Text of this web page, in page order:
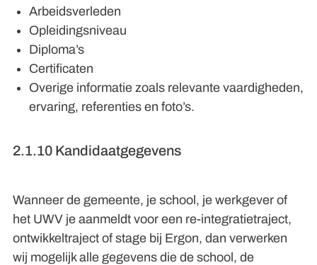
Arbeidsverleden
Opleidingsniveau
Diploma’s
Certificaten
Overige informatie zoals relevante vaardigheden,
ervaring, referenties en foto’s.
2.1.10 Kandidaatgegevens
Wanneer de gemeente, je school, je werkgever of
het UWV je aanmeldt voor een re-integratietraject,
ontwikkeltraject of stage bij Ergon, dan verwerken
wij mogelijk alle gegevens die de school, de